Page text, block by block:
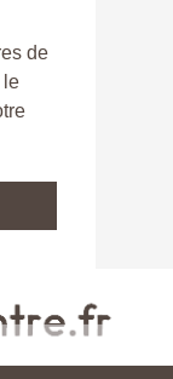
de
le